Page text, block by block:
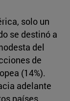
solo un
se destinó a
del
de
(14%).
adelante
países